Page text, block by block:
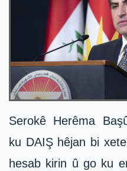
Serokê Herêma
ku DAIŞ hêjan bi
hesab kirin û go ku